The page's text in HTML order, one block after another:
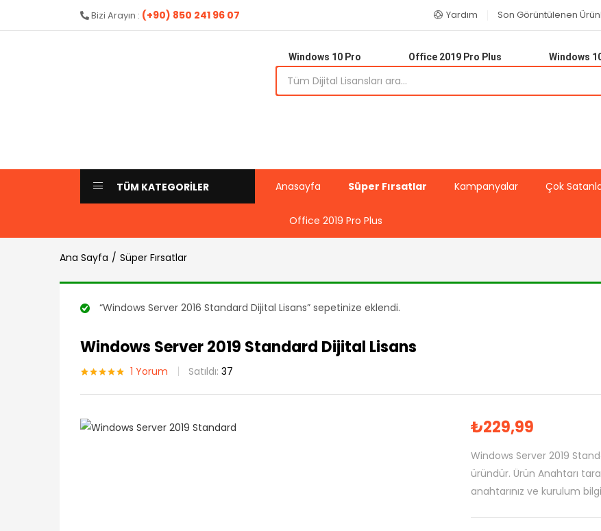
Bizi Arayın : (+90) 850 241 96 07 Yardım Son Görüntülenen
Windows 10 Pro Office 2019 Pro Plus Windows
TÜM KATEGORİLER Anasayfa Süper Fırsatlar Kampanyalar Çok
Office 2019 Pro Plus
Ana Sayfa Süper Fırsatlar
“Windows Server 2016 Standard Dijital Lisans” sepetinize eklendi.
Windows Server 2019 Standard Dijital Lisans
puanına
5.00 puan
aldı
1 Yorum Satıldı: 37
₺229,99
Windows Server 2019
üründür. Ürün Anahtarı
anahtarınız ve kurulum